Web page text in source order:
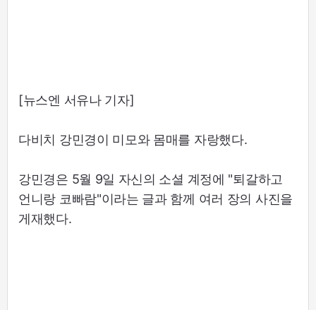
[뉴스엔 서유나 기자]
다비치 강민경이 미모와 몸매를 자랑했다.
강민경은 5월 9일 자신의 소셜 계정에 "퇴갈하고
언니랑 코빠람"이라는 글과 함께 여러 장의 사진을
게재했다.